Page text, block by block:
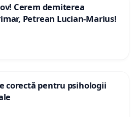
Cerem demiterea
Petrean Lucian-Marius!
corectă pentru psihologii